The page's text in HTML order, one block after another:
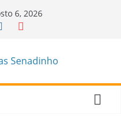
6, 2026